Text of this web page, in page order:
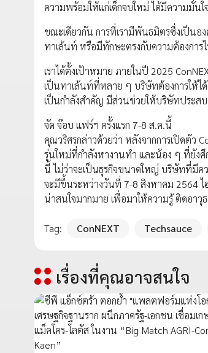
ความพร้อมให้แก่เด็กจบใหม่ ได้มีความมั่น
ขณะเดียวกัน การที่เรามีพันธมิตรซึ่งเป็นอ
ทาเล้นท์ หรือมีทักษะตรงกับความต้องการ
เราได้ตั้งเป้าหมาย ภายในปี 2025
เป็นทาเล้นท์ที่หลาย ๆ บริษัทต้องการให้ไ
เป็นกำลังสำคัญ มีส่วนช่วยให้บริษัทประสบ
จัด จ๊อบ แฟร์ฯ ครั้งแรก 7-8 ส.ค.นี้
คุณวริศรกล่าวด้วยว่า หลังจากการเปิดตัว
รุ่นใหม่ที่กำลังหางานทำ และน้อง ๆ ที่ยังศึ
นี้ ไม่ว่าจะเป็นธุรกิจขนาดใหญ่ บริษัทที่มีค
จะมีขึ้นระหว่างวันที่ 7-8 สิงหาคม 2564
น่าสนใจมากมาย เพื่อมาให้ความรู้ ติดอาวุ
Tag: ConNEXT Techsauce
เรื่องที่คุณอาจสนใจ